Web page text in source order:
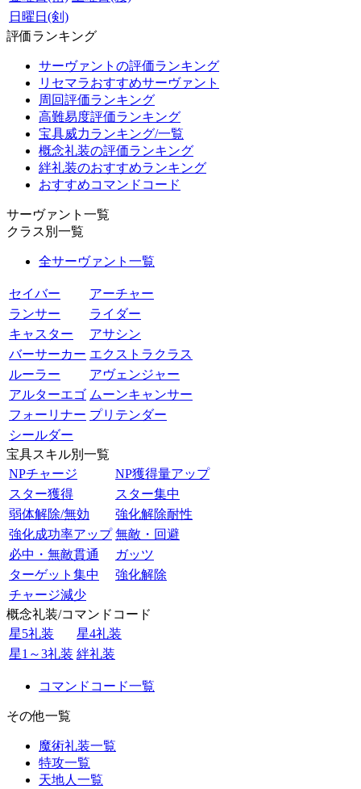
日曜日(剣)
評価ランキング
サーヴァントの評価ランキング
リセマラおすすめサーヴァント
周回評価ランキング
高難易度評価ランキング
宝具威力ランキング/一覧
概念礼装の評価ランキング
絆礼装のおすすめランキング
おすすめコマンドコード
サーヴァント一覧
クラス別一覧
全サーヴァント一覧
セイバー
アーチャー
ランサー
ライダー
キャスター
アサシン
バーサーカー エクストラクラス
ルーラー
アヴェンジャー
アルターエゴ ムーンキャンサー
フォーリナー プリテンダー
シールダー
宝具スキル別一覧
NPチャージ
NP獲得量アップ
スター獲得
スター集中
弱体解除/無効
強化解除耐性
強化成功率アップ 無敵・回避
必中・無敵貫通
ガッツ
ターゲット集中
強化解除
チャージ減少
概念礼装/コマンドコード
星5礼装
星4礼装
星1～3礼装 絆礼装
コマンドコード一覧
その他一覧
魔術礼装一覧
特攻一覧
天地人一覧